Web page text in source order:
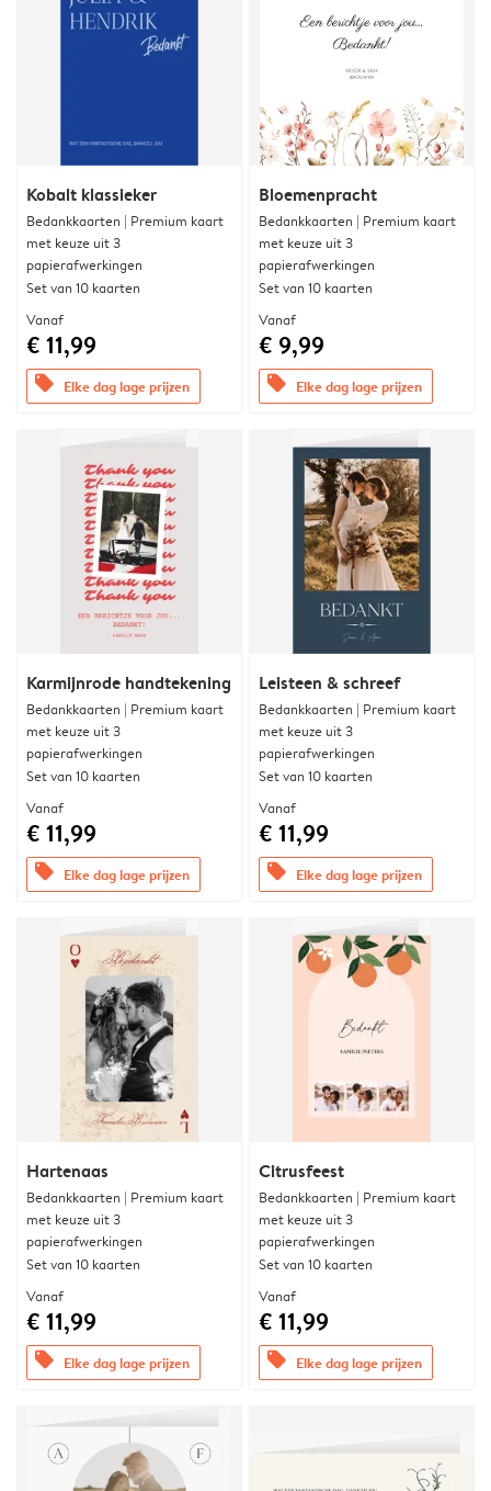
Kobalt klassieker
Bedankkaarten | Premium kaart
met keuze uit 3
papierafwerkingen
Set van 10 kaarten
Vanaf
€ 11,99
offers Elke dag lage prijzen
Bloemenpracht
Bedankkaarten | Premium kaart
met keuze uit 3
papierafwerkingen
Set van 10 kaarten
Vanaf
€ 9,99
offers Elke dag lage prijzen
Karmijnrode handtekening
Bedankkaarten | Premium kaart
met keuze uit 3
papierafwerkingen
Set van 10 kaarten
Vanaf
€ 11,99
offers Elke dag lage prijzen
Leisteen & schreef
Bedankkaarten | Premium kaart
met keuze uit 3
papierafwerkingen
Set van 10 kaarten
Vanaf
€ 11,99
offers Elke dag lage prijzen
Hartenaas
Bedankkaarten | Premium kaart
met keuze uit 3
papierafwerkingen
Set van 10 kaarten
Vanaf
€ 11,99
offers Elke dag lage prijzen
Citrusfeest
Bedankkaarten | Premium kaart
met keuze uit 3
papierafwerkingen
Set van 10 kaarten
Vanaf
€ 11,99
offers Elke dag lage prijzen